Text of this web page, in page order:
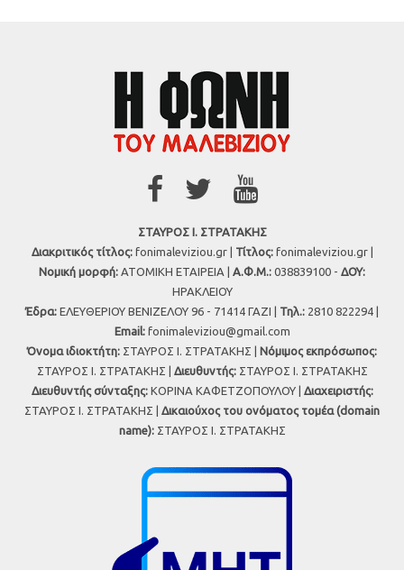
ΣΤΑΥΡΟΣ Ι. ΣΤΡΑΤΑΚΗΣ
Διακριτικός τίτλος:fonimaleviziou.gr | Τίτλος:fonimaleviziou.gr |
Νομική μορφή: ΑΤΟΜΙΚΗ ΕΤΑΙΡΕΙΑ | Α.Φ.Μ.: 038839100 - ΔΟΥ:
ΗΡΑΚΛΕΙΟΥ
Έδρα: ΕΛΕΥΘΕΡΙΟΥ ΒΕΝΙΖΕΛΟΥ 96 - 71414 ΓΑΖΙ | Τηλ.: 2810 822294 |
Εmail: fonimaleviziou@gmail.com
Όνομα ιδιοκτήτη: ΣΤΑΥΡΟΣ Ι. ΣΤΡΑΤΑΚΗΣ | Νόμιμος εκπρόσωπος:
ΣΤΑΥΡΟΣ Ι. ΣΤΡΑΤΑΚΗΣ | Διευθυντής:ΣΤΑΥΡΟΣ Ι. ΣΤΡΑΤΑΚΗΣ
Διευθυντής σύνταξης:ΚΟΡΙΝΑ ΚΑΦΕΤΖΟΠΟΥΛΟΥ | Διαχειριστής:
ΣΤΑΥΡΟΣ Ι. ΣΤΡΑΤΑΚΗΣ | Δικαιούχος του ονόματος τομέα (domain
name):ΣΤΑΥΡΟΣ Ι. ΣΤΡΑΤΑΚΗΣ